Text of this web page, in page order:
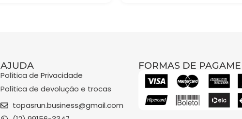
AJUDA
Política de Privacidade
Política de devolução e trocas
topasrun.business@gmail.com
FORMAS DE